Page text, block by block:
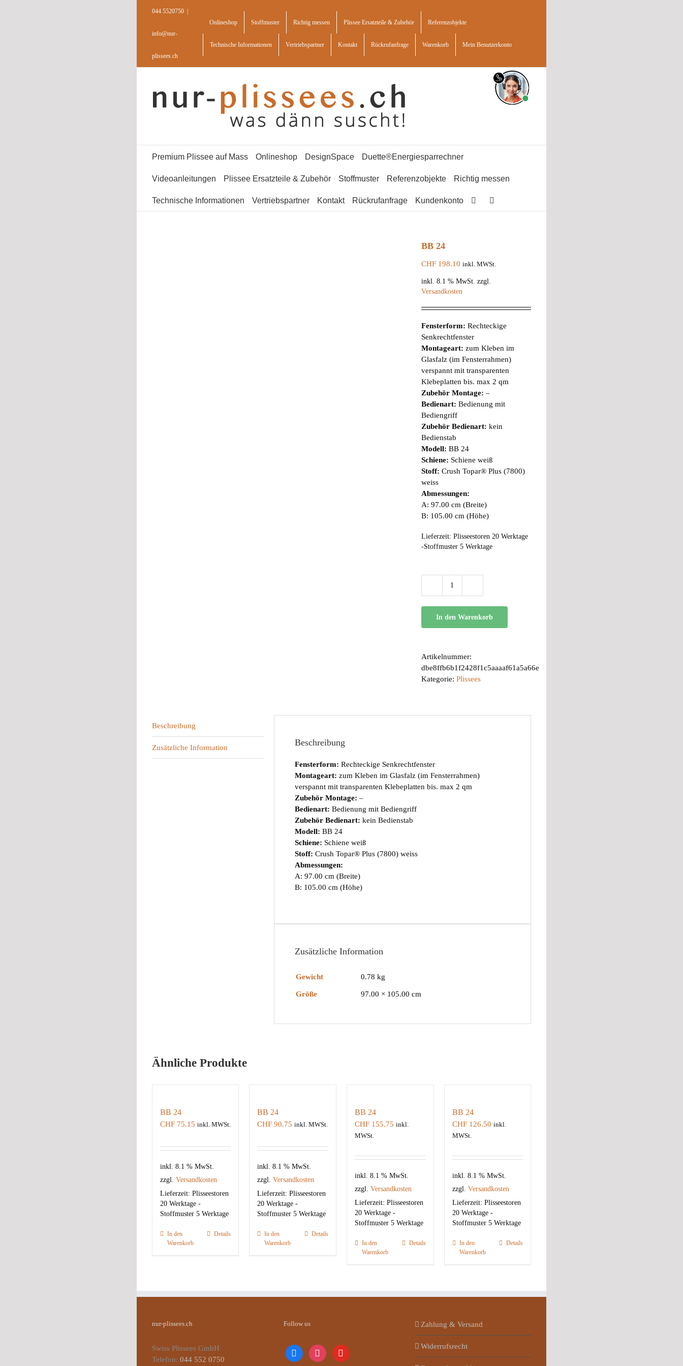
044 5520750
info@nur-
plissees.ch
Onlineshop Stoffmuster Richtig messen Plissee Ersatzteile & Zubehör Referenzobjekte
Technische Informationen Vertriebspartner Kontakt Rückrufanfrage Warenkorb Mein Benutzerkonto
Premium Plissee auf Mass Onlineshop DesignSpace Duette®Energiesparrechner
Videoanleitungen Plissee Ersatzteile & Zubehör Stoffmuster Referenzobjekte Richtig messen
Technische Informationen Vertriebspartner Kontakt Rückrufanfrage Kundenkonto
BB 24
CHF198.10 inkl. MWSt.
inkl. 8.1 % MwSt. zzgl.
Versandkosten
Fensterform: Rechteckige
Senkrechtfenster
Montageart: zum Kleben im
Glasfalz (im Fensterrahmen)
verspannt mit transparenten
Klebeplatten bis. max 2 qm
Zubehör Montage: –
Bedienart: Bedienung mit
Bediengriff
Zubehör Bedienart: kein
Bedienstab
Modell: BB 24
Schiene: Schiene weiß
Stoff: Crush Topar® Plus (7800)
weiss
Abmessungen:
A: 97.00 cm (Breite)
B: 105.00 cm (Höhe)
Lieferzeit: Plisseestoren 20 Werktage
-Stoffmuster 5 Werktage
BB
In den Warenkorb
Artikelnummer:
dbe8ffb6b1f2428f1c5aaaaf61a5a66e
Kategorie: Plissees
Beschreibung
Zusätzliche Information Beschreibung
Fensterform: Rechteckige Senkrechtfenster
Montageart: zum Kleben im Glasfalz (im Fensterrahmen)
verspannt mit transparenten Klebeplatten bis. max 2 qm
Zubehör Montage: –
Bedienart: Bedienung mit Bediengriff
Zubehör Bedienart: kein Bedienstab
Modell: BB 24
Schiene: Schiene weiß
Stoff: Crush Topar® Plus (7800) weiss
Abmessungen:
A: 97.00 cm (Breite)
B: 105.00 cm (Höhe)
Zusätzliche Information
Gewicht 0.78 kg
Größe 97.00 × 105.00 cm
Ähnliche Produkte
BB 24
CHF75.15 inkl. MWSt.
inkl. 8.1 % MwSt.
zzgl. Versandkosten
Lieferzeit: Plisseestoren
20 Werktage -
Stoffmuster 5 Werktage
In den
Warenkorb
Details
BB 24
CHF 90.75 inkl. MWSt.
inkl. 8.1 % MwSt.
zzgl.Versandkosten
Lieferzeit:Plisseestoren
20 Werktage -
Stoffmuster 5 Werktage
In den
Warenkorb
Details
BB 24
CHF155.75 inkl.
MWSt.
inkl. 8.1 % MwSt.
zzgl. Versandkosten
Lieferzeit: Plisseestoren
20 Werktage -
Stoffmuster 5 Werktage
In den
Warenkorb
Details
BB 24
CHF126.50 inkl.
MWSt.
inkl. 8.1 % MwSt.
zzgl. Versandkosten
Lieferzeit: Plisseestoren
20 Werktage -
Stoffmuster 5 Werktage
In den
Warenkorb
Details
nur-plissees.ch
Swiss Plissees GmbH
Telefon: 044 552 0750
Follow us
facebookinstagramyoutube
Zahlung & Versand
Widerrufsrecht